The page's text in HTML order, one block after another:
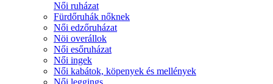
Női ruházat
Fürdőruhák nőknek
Női edzőruházat
Nöi overállok
Női esőruházat
Női ingek
Női kabátok, köpenyek és mellények
Női leggings